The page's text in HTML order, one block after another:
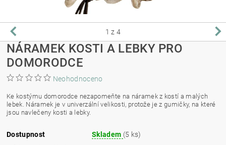
1 z 4
NÁRAMEK KOSTI A LEBKY PRO
DOMORODCE
Neohodnoceno
Ke kostýmu domorodce nezapomeňte na náramek z kostí a malých
lebek. Náramek je v univerzální velikosti, protože je z gumičky, na které
jsou navlečeny kosti a lebky.
Dostupnost Skladem (5 ks)